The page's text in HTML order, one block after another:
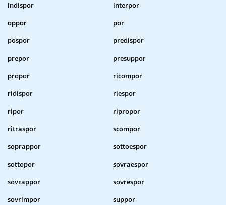
indispor
interpor
oppor
por
pospor
predispor
prepor
presuppor
propor
ricompor
ridispor
riespor
ripor
ripropor
ritraspor
scompor
soprappor
sottoespor
sottopor
sovraespor
sovrappor
sovrespor
sovrimpor
suppor